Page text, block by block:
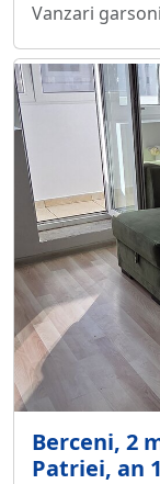
Vanzari
Berceni, 2
Patriei, an